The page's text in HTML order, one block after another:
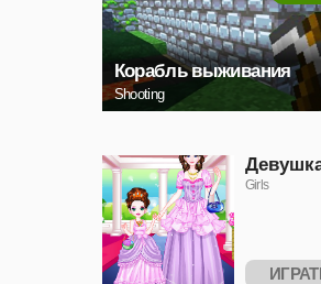
Корабль выживания
Shooting
Girls